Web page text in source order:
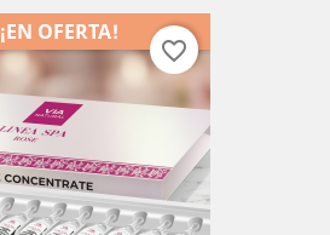
¡EN OFERTA!
favorite_border